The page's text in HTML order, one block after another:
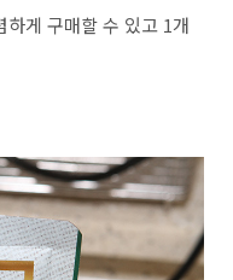
게 구매할 수 있고 1개